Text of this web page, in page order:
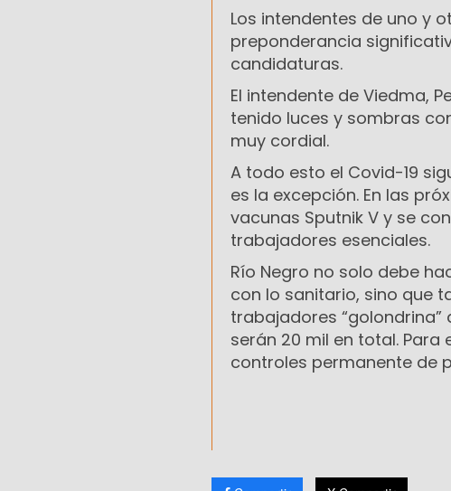
Los intendentes de uno y
preponderancia
candidaturas.
El intendente de Viedma,
tenido luces y sombras
muy cordial.
A todo esto el Covid-19
es la excepción. En las
vacunas Sputnik V y se
trabajadores esenciales.
Río Negro no solo debe
con lo sanitario, sino que
trabajadores
serán 20 mil en total.
controles permanente de